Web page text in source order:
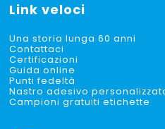
Link veloci
Una storia lunga 60 anni
Contattaci
Certificazioni
Guida online
Punti fedeltà
Nastro adesivo
Campioni gratuiti etichette